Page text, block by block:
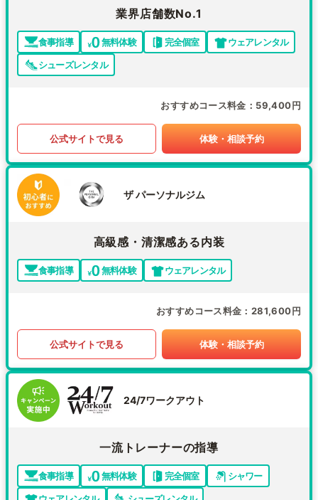
業界店舗数No.1
食事指導 無料体験 完全個室
ウェアレンタル
シューズレンタル
おすすめコース料金 59,400円
公式サイトで見る 体験・相談予約
ザ パーソナルジム
高級感・清潔感ある内装
食事指導 無料体験 ウェアレンタル
おすすめコース料金 281,600円
公式サイトで見る 体験・相談予約
24/7ワークアウト
一流トレーナーの指導
食事指導 無料体験 完全個室
シャワー